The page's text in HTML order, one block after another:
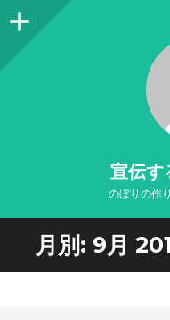
宣伝す
のぼりの作
月別: 9月